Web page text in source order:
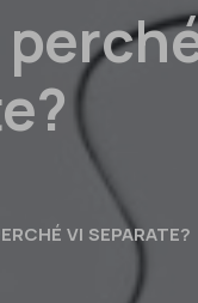
VI SEPARATE?